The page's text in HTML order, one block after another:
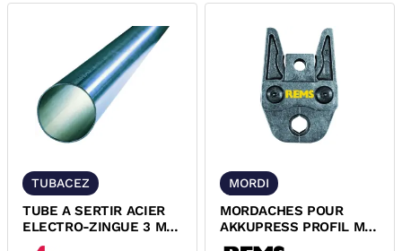
TUBACEZ
TUBE A SERTIR ACIER
ELECTRO-ZINGUE 3 ML
XPRESS
MORDI
MORDACHES POUR
AKKUPRESS PROFIL M
REMS